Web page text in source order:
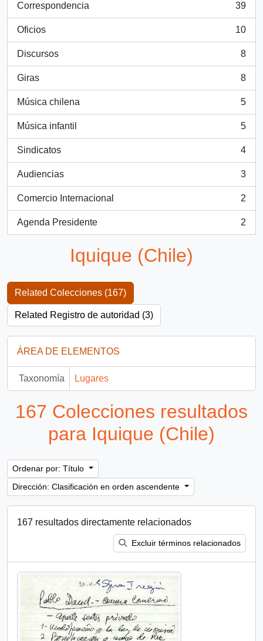
Correspondencia
, 39 resultados
39
Oficios
, 10 resultados
10
Discursos
, 8 resultados
8
Giras
, 8 resultados
8
Música chilena
, 5 resultados
5
Música infantil
, 5 resultados
5
Sindicatos
, 4 resultados
4
Audiencias
, 3 resultados
3
Comercio Internacional
, 2 resultados
2
Agenda Presidente
, 2 resultados
2
Iquique (Chile)
Related Colecciones (167)
Related Registro de autoridad (3)
ÁREA DE ELEMENTOS
Taxonomía Lugares
167 Colecciones resultados
para Iquique (Chile)
Ordenar por: Título
Dirección: Clasificación en orden ascendente
167 resultados directamente relacionados
Excluir términos relacionados